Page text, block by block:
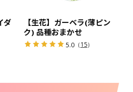
ダ
【生花】ガーベラ(薄ピン
ク) 品種おまかせ
5.0（15）